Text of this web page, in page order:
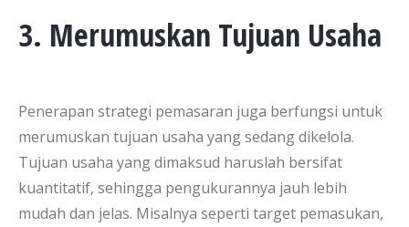
3. Merumuskan Tujuan Usaha
Penerapan strategi pemasaran juga berfungsi untuk
merumuskan tujuan usaha yang sedang dikelola.
Tujuan usaha yang dimaksud haruslah bersifat
kuantitatif, sehingga pengukurannya jauh lebih
mudah dan jelas. Misalnya seperti target pemasukan,